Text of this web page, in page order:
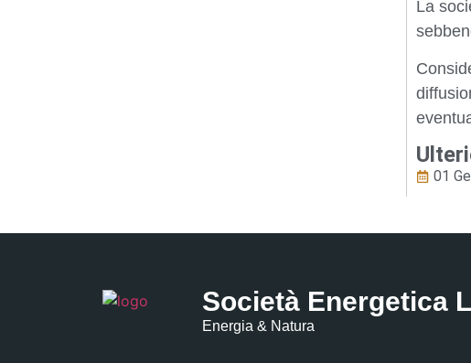
La
01
Società Energetica
Energia & Natura